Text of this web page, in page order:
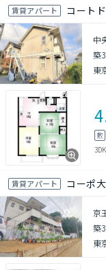
賃貸アパート コート
中
築
東
敷
3DK
賃貸アパート コーポ
京
築
東